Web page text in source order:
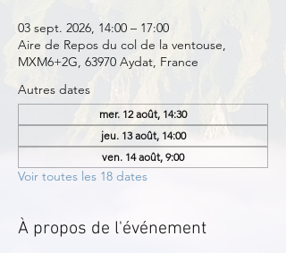
03 sept. 2026, 14:00 – 17:00
Aire de Repos du col de la ventouse,
MXM6+2G, 63970 Aydat, France
Autres dates
mer. 12 août, 14:30
jeu. 13 août, 14:00
ven. 14 août, 9:00
Voir toutes les 18 dates
À propos de l'événement